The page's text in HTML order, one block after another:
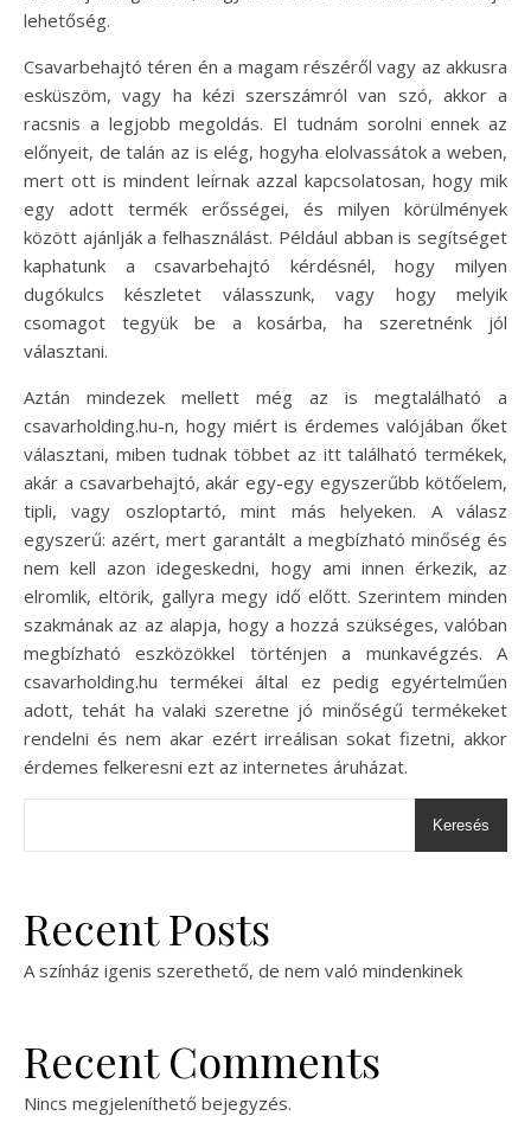
lehetőség.
Csavarbehajtó téren én a magam részéről vagy az akkusra
esküszöm, vagy ha kézi szerszámról van szó, akkor a
racsnis a legjobb megoldás. El tudnám sorolni ennek az
előnyeit, de talán az is elég, hogyha elolvassátok a weben,
mert ott is mindent leírnak azzal kapcsolatosan, hogy mik
egy adott termék erősségei, és milyen körülmények
között ajánlják a felhasználást. Például abban is segítséget
kaphatunk a csavarbehajtó kérdésnél, hogy milyen
dugókulcs készletet válasszunk, vagy hogy melyik
csomagot tegyük be a kosárba, ha szeretnénk jól
választani.
Aztán mindezek mellett még az is megtalálható a
csavarholding.hu-n, hogy miért is érdemes valójában őket
választani, miben tudnak többet az itt található termékek,
akár a csavarbehajtó, akár egy-egy egyszerűbb kötőelem,
tipli, vagy oszloptartó, mint más helyeken. A válasz
egyszerű: azért, mert garantált a megbízható minőség és
nem kell azon idegeskedni, hogy ami innen érkezik, az
elromlik, eltörik, gallyra megy idő előtt. Szerintem minden
szakmának az az alapja, hogy a hozzá szükséges, valóban
megbízható eszközökkel történjen a munkavégzés. A
csavarholding.hu termékei által ez pedig egyértelműen
adott, tehát ha valaki szeretne jó minőségű termékeket
rendelni és nem akar ezért irreálisan sokat fizetni, akkor
érdemes felkeresni ezt az internetes áruházat.
Keresés
Recent Posts
A színház igenis szerethető, de nem való mindenkinek
Recent Comments
Nincs megjeleníthető bejegyzés.